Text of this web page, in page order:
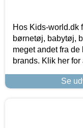
Hos Kids-world.dk
børnetøj, babytøj,
meget andet fra
brands. Klik her
Se